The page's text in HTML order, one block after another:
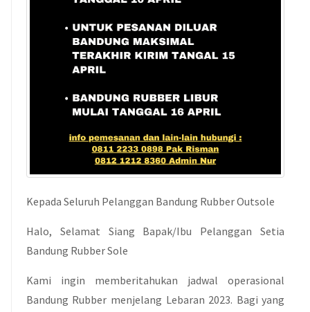
Kepada Seluruh Pelanggan Bandung Rubber Outsole
Halo, Selamat Siang Bapak/Ibu Pelanggan Setia
Bandung Rubber Sole
Kami ingin memberitahukan jadwal operasional
Bandung Rubber menjelang Lebaran 2023. Bagi yang